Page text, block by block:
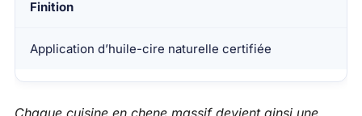
Finition
Application d’huile-cire naturelle certifiée
Chaque cuisine en chene massif devient ainsi une